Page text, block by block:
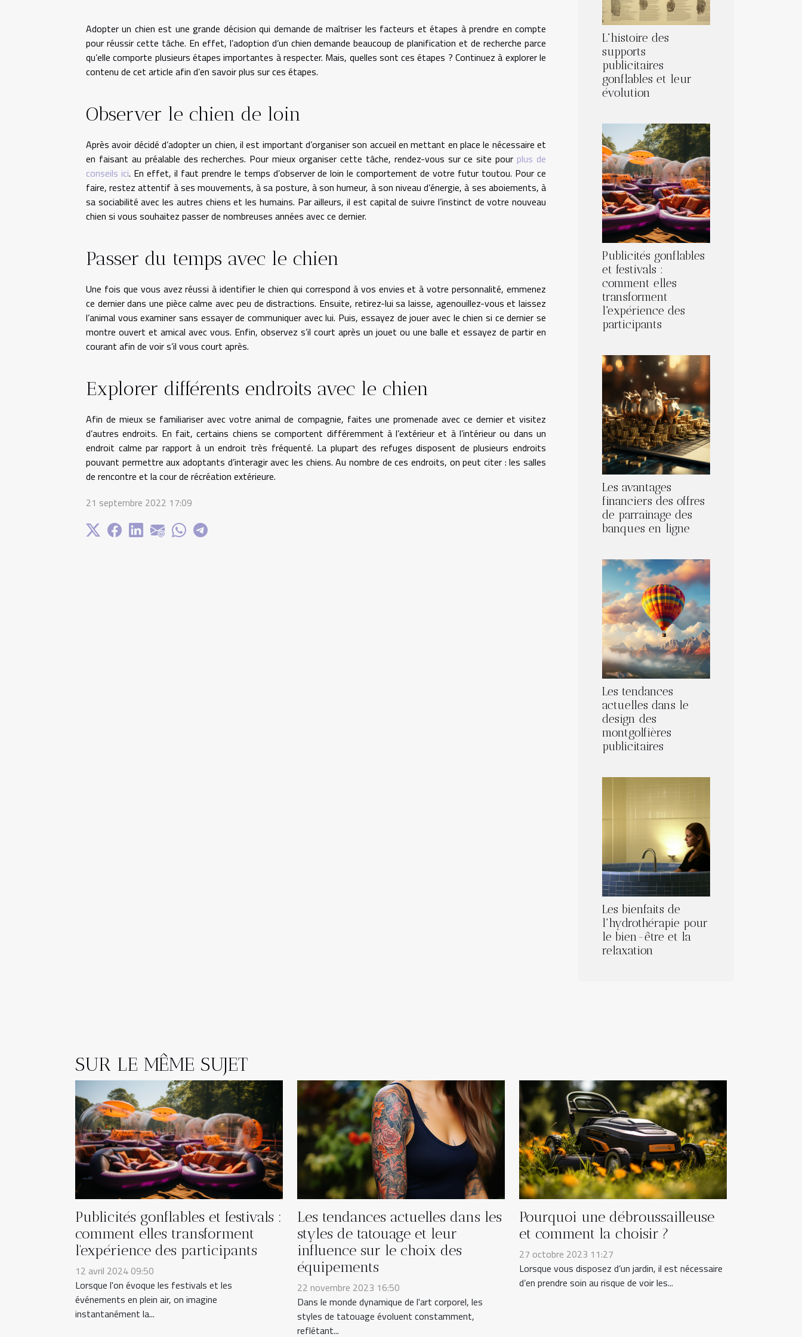
Adopter un chien est une grande décision qui demande de maîtriser les facteurs et étapes à prendre en compte
pour réussir cette tâche. En effet, l’adoption d’un chien demande beaucoup de planification et de recherche parce
qu’elle comporte plusieurs étapes importantes à respecter. Mais, quelles sont ces étapes ? Continuez à explorer le
contenu de cet article afin d’en savoir plus sur ces étapes.
Observer le chien de loin
Après avoir décidé d’adopter un chien, il est important d’organiser son accueil en mettant en place le nécessaire et
en faisant au préalable des recherches. Pour mieux organiser cette tâche, rendez-vous sur ce site pour plus de
conseils ici. En effet, il faut prendre le temps d’observer de loin le comportement de votre futur toutou. Pour ce
faire, restez attentif à ses mouvements, à sa posture, à son humeur, à son niveau d’énergie, à ses aboiements, à
sa sociabilité avec les autres chiens et les humains. Par ailleurs, il est capital de suivre l’instinct de votre nouveau
chien si vous souhaitez passer de nombreuses années avec ce dernier.
Passer du temps avec le chien
Une fois que vous avez réussi à identifier le chien qui correspond à vos envies et à votre personnalité, emmenez
ce dernier dans une pièce calme avec peu de distractions. Ensuite, retirez-lui sa laisse, agenouillez-vous et laissez
l’animal vous examiner sans essayer de communiquer avec lui. Puis, essayez de jouer avec le chien si ce dernier se
montre ouvert et amical avec vous. Enfin, observez s’il court après un jouet ou une balle et essayez de partir en
courant afin de voir s’il vous court après.
Explorer différents endroits avec le chien
Afin de mieux se familiariser avec votre animal de compagnie, faites une promenade avec ce dernier et visitez
d’autres endroits. En fait, certains chiens se comportent différemment à l’extérieur et à l’intérieur ou dans un
endroit calme par rapport à un endroit très fréquenté. La plupart des refuges disposent de plusieurs endroits
pouvant permettre aux adoptants d’interagir avec les chiens. Au nombre de ces endroits, on peut citer : les salles
de rencontre et la cour de récréation extérieure.
21 septembre 2022 17:09
L'histoire des
supports
publicitaires
gonflables et leur
évolution
Publicités gonflables
et festivals :
comment elles
transforment
l'expérience des
participants
Les avantages
financiers des offres
de parrainage des
banques en ligne
Les tendances
actuelles dans le
design des
montgolfières
publicitaires
Les bienfaits de
l'hydrothérapie pour
le bien-être et la
relaxation
SUR LE MÊME SUJET
Publicités gonflables et festivals :
comment elles transforment
l'expérience des participants
12 avril 2024 09:50
Lorsque l'on évoque les festivals et les
événements en plein air, on imagine
instantanément la...
Les tendances actuelles dans les
styles de tatouage et leur
influence sur le choix des
équipements
22 novembre 2023 16:50
Dans le monde dynamique de l'art corporel, les
styles de tatouage évoluent constamment,
reflétant...
Pourquoi une débroussailleuse
et comment la choisir ?
27 octobre 2023 11:27
Lorsque vous disposez d’un jardin, il est nécessaire
d’en prendre soin au risque de voir les...